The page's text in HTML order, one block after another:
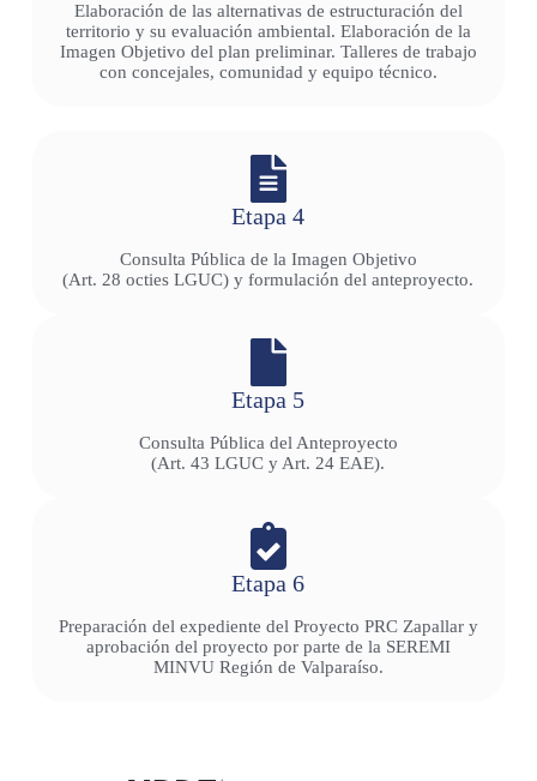
Elaboración de las alternativas de estructuración del
territorio y su evaluación ambiental. Elaboración de la
Imagen Objetivo del plan preliminar. Talleres de trabajo
con concejales, comunidad y equipo técnico.
Etapa 4
Consulta Pública de la Imagen Objetivo
(Art. 28 octies LGUC) y formulación del anteproyecto.
Etapa 5
Consulta Pública del Anteproyecto
(Art. 43 LGUC y Art. 24 EAE).
Etapa 6
Preparación del expediente del Proyecto PRC Zapallar y
aprobación del proyecto por parte de la SEREMI
MINVU Región de Valparaíso.